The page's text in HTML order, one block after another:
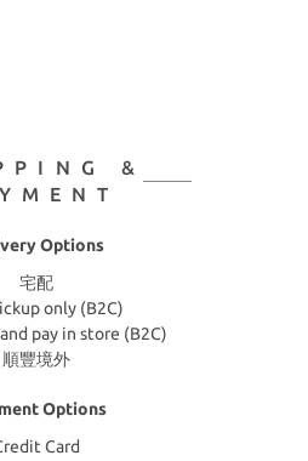
&
Options
宅配
only (B2C)
pay in store (B2C)
順豐境外
Options
Card